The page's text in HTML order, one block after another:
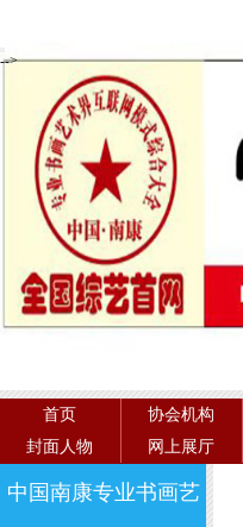
-->
首页 协会机构
封面人物
网上展厅
中国南康专业书画艺